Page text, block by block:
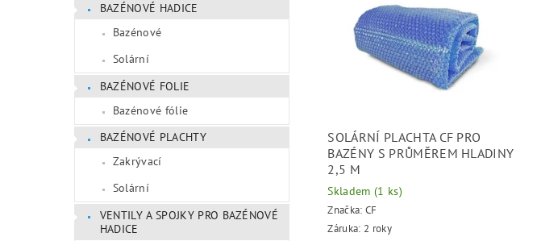
BAZÉNOVÉ HADICE
Bazénové
Solární
BAZÉNOVÉ FOLIE
Bazénové fólie
BAZÉNOVÉ PLACHTY
Zakrývací
Solární
VENTILY A SPOJKY PRO BAZÉNOVÉ
HADICE
SOLÁRNÍ PLACHTA CF PRO
BAZÉNY S PRŮMĚREM HLADINY
2,5 M
Skladem (1 ks)
Značka: CF
Záruka: 2 roky